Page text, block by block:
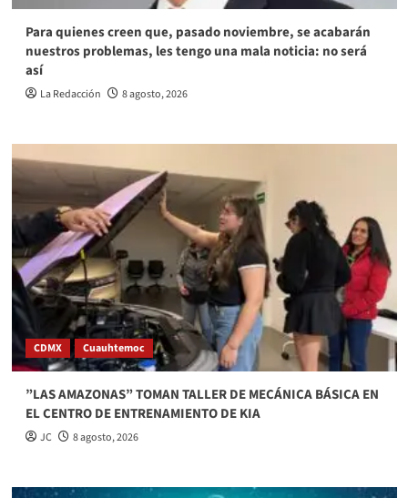
Para quienes creen que, pasado noviembre, se acabarán
nuestros problemas, les tengo una mala noticia: no será
así
La Redacción 8 agosto, 2026
CDMX Cuauhtemoc
”LAS AMAZONAS” TOMAN TALLER DE MECÁNICA BÁSICA EN
EL CENTRO DE ENTRENAMIENTO DE KIA
JC 8 agosto, 2026